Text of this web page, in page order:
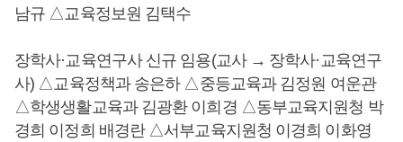
남규 △교육정보원 김택수
장학사·교육연구사 신규 임용(교사 → 장학사·교육연구
사) △교육정책과 송은하 △중등교육과 김정원 여운관
△학생생활교육과 김광환 이희경 △동부교육지원청 박
경희 이정희 배경란 △서부교육지원청 이경희 이화영